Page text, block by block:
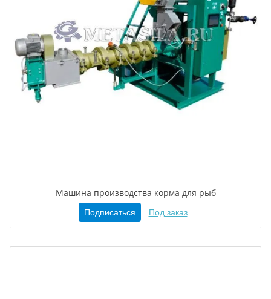
Машина производства корма для рыб
Подписаться Под заказ